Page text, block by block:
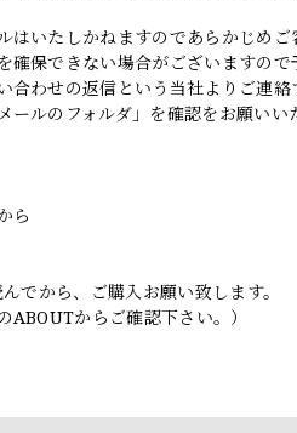
いたしかねますのであらかじめご
保できない場合がございますので
合わせの返信という当社よりご連絡
ルのフォルダ」を確認をお願いい
ら
でから、ご購入お願い致します。
ABOUTからご確認下さい。）